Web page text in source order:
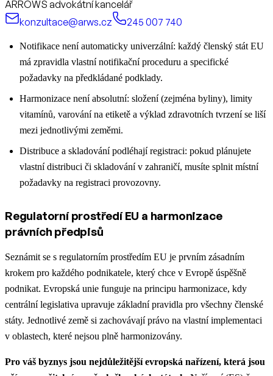
ARROWS advokátní kancelář
konzultace@arws.cz
245 007 740
Notifikace není automaticky univerzální: každý členský stát EU
má zpravidla vlastní notifikační proceduru a specifické
požadavky na předkládané podklady.
Harmonizace není absolutní: složení (zejména byliny), limity
vitamínů, varování na etiketě a výklad zdravotních tvrzení se liší
mezi jednotlivými zeměmi.
Distribuce a skladování podléhají registraci: pokud plánujete
vlastní distribuci či skladování v zahraničí, musíte splnit místní
požadavky na registraci provozovny.
Regulatorní prostředí EU a harmonizace
právních předpisů
Seznámit se s regulatorním prostředím EU je prvním zásadním
krokem pro každého podnikatele, který chce v Evropě úspěšně
podnikat. Evropská unie funguje na principu harmonizace, kdy
centrální legislativa upravuje základní pravidla pro všechny členské
státy. Jednotlivé země si zachovávají právo na vlastní implementaci
v oblastech, které nejsou plně harmonizovány.
Pro váš byznys jsou nejdůležitější evropská nařízení, která jsou